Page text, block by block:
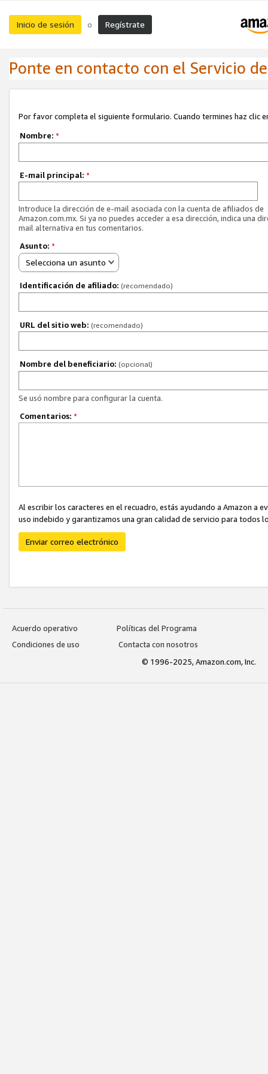
Inicio de sesión o Regístrate
Ponte en contacto con el Servicio
Por favor completa el siguiente formulario. Cuando termines haz clic
Nombre: *
E-mail principal: *
Introduce la dirección de e-mail asociada con la cuenta de afiliados de
Amazon.com.mx. Si ya no puedes acceder a esa dirección, indica una
mail alternativa en tus comentarios.
Asunto: *
Selecciona un asunto
Identificación de afiliado: (recomendado)
URL del sitio web: (recomendado)
Nombre del beneficiario: (opcional)
Se usó nombre para configurar la cuenta.
Comentarios: *
Al escribir los caracteres en el recuadro, estás ayudando a Amazon
uso indebido y garantizamos una gran calidad de servicio para todos
Enviar correo electrónico
Acuerdo operativo
Políticas del Programa
Condiciones de uso
Contacta con nosotros
© 1996-2025, Amazon.com, Inc.